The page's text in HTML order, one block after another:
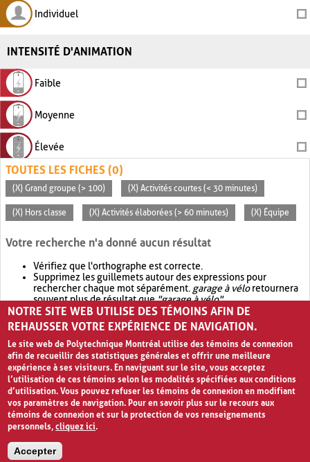
Individuel
INTENSITÉ D'ANIMATION
Faible
Moyenne
Élevée
TOUTES LES FICHES (0)
(X) Grand groupe (> 100) (X) Activités courtes (< 30 minutes)
(X) Hors classe (X) Activités élaborées (> 60 minutes) (X) Équipe
Votre recherche n'a donné aucun résultat
Vérifiez que l'orthographe est correcte.
Supprimez les guillemets autour des expressions pour
rechercher chaque mot séparément. garage à véloretournera
souvent plus de résultat que"garage à vélo".
Envisagez d'élargir votre recherche avec OR.garage OR vélo
retournera souvent plus de résultat quegarage à vélo
NOTRE SITE WEB UTILISE DES TÉMOINS AFIN DE
REHAUSSER VOTRE EXPÉRIENCE DE NAVIGATION.
Le site web de Polytechnique Montréal utilise des témoins de connexion
afin de recueillir des statistiques générales et offrir une meilleure
expérience à ses visiteurs. En naviguant sur le site, vous acceptez
l’utilisation de ces témoins selon les modalités spécifiées aux conditions
d’utilisation. Vous pouvez refuser les témoins de connexion en modifiant
vos paramètres de navigation. Pour en savoir plus sur le recours aux
témoins de connexion et sur la protection de vos renseignements
personnels,cliquez ici.
Accepter